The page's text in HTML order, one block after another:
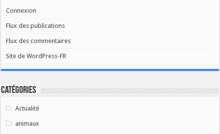
Connexion
Flux des publications
Flux des commentaires
Site de WordPress-FR
Catégories
Actualité
animaux